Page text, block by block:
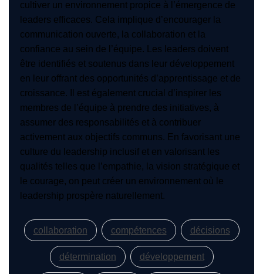
cultiver un environnement propice à l’émergence de
leaders efficaces. Cela implique d’encourager la
communication ouverte, la collaboration et la
confiance au sein de l’équipe. Les leaders doivent
être identifiés et soutenus dans leur développement
en leur offrant des opportunités d’apprentissage et de
croissance. Il est également crucial d’inspirer les
membres de l’équipe à prendre des initiatives, à
assumer des responsabilités et à contribuer
activement aux objectifs communs. En favorisant une
culture du leadership inclusif et en valorisant les
qualités telles que l’empathie, la vision stratégique et
le courage, on peut créer un environnement où le
leadership prospère naturellement.
collaboration compétences décisions
détermination développement